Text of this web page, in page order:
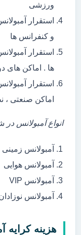
ورزشی
استقرار
و کنفرانس ها
استقرار
ها . اماکن
استقرار
اماکن صنعتی ،
انواع آمبولانس در
آمبولانس زمینی
آمبولانس هوایی
آمبولانس VIP
آمبولانس
هزینه کرایه